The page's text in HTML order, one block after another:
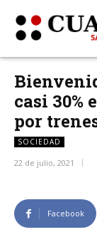
casi 30%
por
SOCIEDAD
22 de julio, 2021
Facebook